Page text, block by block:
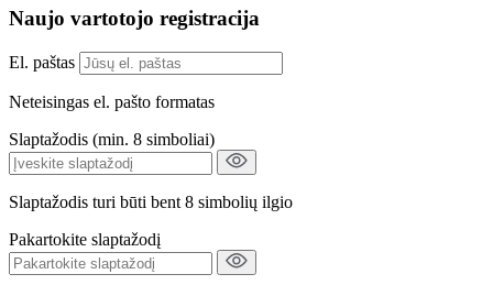
Naujo vartotojo registracija
El. paštas
Neteisingas el. pašto formatas
Slaptažodis (min. 8 simboliai)
Slaptažodis turi būti bent 8 simbolių ilgio
Pakartokite slaptažodį